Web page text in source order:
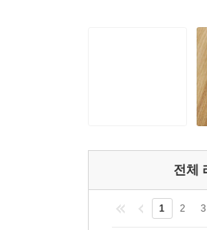
다시 새롭게 경험하
윤가은 감독이 좋아
에피소드가 담긴 「
느끼는 그를 만날
언니들이 다가와 토
엉뚱하고 유쾌한 면
아빠가 가져온 포
축하해줘야겠다고 다
전체
1 2 3